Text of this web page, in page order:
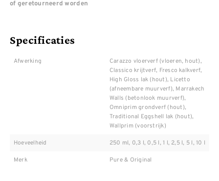
of geretourneerd worden
Specificaties
Afwerking
Carazzo vloerverf (vloeren, hout),
Classico krijtverf, Fresco kalkverf,
High Gloss lak (hout), Licetto
(afneembare muurverf), Marrakech
Walls (betonlook muurverf),
Omniprim grondverf (hout),
Traditional Eggshell lak (hout),
Wallprim (voorstrijk)
Hoeveelheid 250 ml, 0,3 l, 0,5 l, 1 l, 2,5 l, 5 l, 10 l
Merk Pure & Original